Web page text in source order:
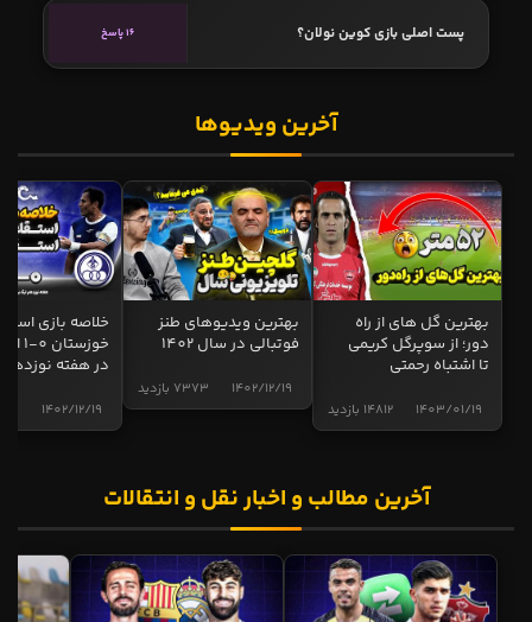
پست اصلی بازی کوین نولان؟ 16 پاسخ
آخرین ویدیوها
بهترین گل های از راه
دور؛ از سوپرگل کریمی
تا اشتباه رحمتی
14812 بازدید 1403/01/19
بهترین ویدیوهای طنز
فوتبالی در سال 1402
7373 بازدید 1402/12/19
خلاصه بازی
در هفته نوزدهم
1402/12/19
آخرین مطالب و اخبار نقل و انتقالات